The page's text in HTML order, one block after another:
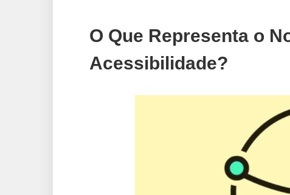
O Que Representa o
Acessibilidade?